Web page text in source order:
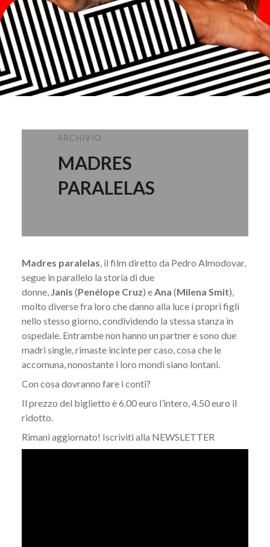
ARCHIVIO
MADRES
PARALELAS
Madres paralelas, il film diretto da Pedro Almodovar,
segue in parallelo la storia di due
donne, Janis (Penélope Cruz) eAna (Milena Smit),
molto diverse fra loro che danno alla luce i propri figli
nello stesso giorno, condividendo la stessa stanza in
ospedale. Entrambe non hanno un partner e sono due
madri single, rimaste incinte per caso, cosa che le
accomuna, nonostante i loro mondi siano lontani.
Con cosa dovranno fare i conti?
Il prezzo del biglietto è 6.00 euro l’intero, 4.50 euro il
ridotto.
Rimani aggiornato! Iscriviti alla NEWSLETTER